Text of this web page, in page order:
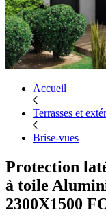
Accueil
Terrasses et
Brise-vues
Protection
à toile
2300X1500